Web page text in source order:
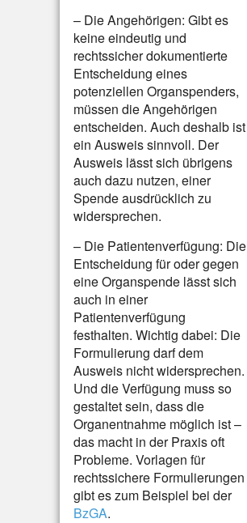
– Die Angehörigen: Gibt es
keine eindeutig und
rechtssicher dokumentierte
Entscheidung eines
potenziellen Organspenders,
müssen die Angehörigen
entscheiden. Auch deshalb ist
ein Ausweis sinnvoll. Der
Ausweis lässt sich übrigens
auch dazu nutzen, einer
Spende ausdrücklich zu
widersprechen.
– Die Patientenverfügung: Die
Entscheidung für oder gegen
eine Organspende lässt sich
auch in einer
Patientenverfügung
festhalten. Wichtig dabei: Die
Formulierung darf dem
Ausweis nicht widersprechen.
Und die Verfügung muss so
gestaltet sein, dass die
Organentnahme möglich ist –
das macht in der Praxis oft
Probleme. Vorlagen für
rechtssichere Formulierungen
gibt es zum Beispiel bei der
BzGA.